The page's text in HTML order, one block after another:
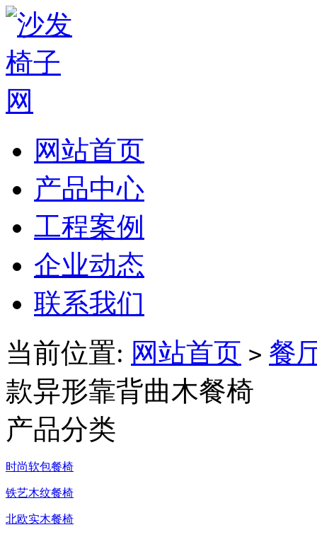
网站首页
产品中心
工程案例
企业动态
联系我们
当前位置: 网站首页 > 餐
款异形靠背曲木餐椅
产品分类
时尚软包餐椅
铁艺木纹餐椅
北欧实木餐椅